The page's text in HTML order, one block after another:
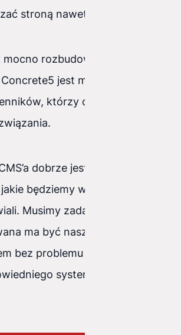
stroną nawet laikowi.
rozbudowanym
jest mniej znany, ale
którzy cenią sobie
dobrze jest kierować się
będziemy w przyszłości
Musimy zadać sobie pytanie,
ma być nasza strona czy
bez problemu móc ją edytować
systemu.